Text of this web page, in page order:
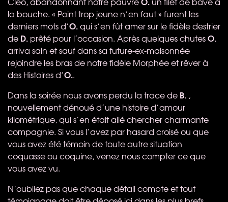
la bouche. « Point trop jeune n’en faut » furent les
derniers mots d’O.qui s’en fût amer sur le fidèle destrier
de D. prêté pour l’occasion. Après quelques chutesO.
arriva sain et sauf dans sa future-ex-maisonnée
rejoindre les bras de notre fidèle Morphée et rêver à
des Histoires d’O..
Dans la soirée nous avons perdu la trace de B. ,
nouvellement dénoué d’une histoire d’amour
kilométrique, qui s’en était allé chercher charmante
compagnie. Si vous l’avez par hasard croisé ou que
vous avez été témoin de toute autre situation
coquasse ou coquine, venez nous compter ce que
vous avez vu.
N’oubliez pas que chaque détail compte et tout